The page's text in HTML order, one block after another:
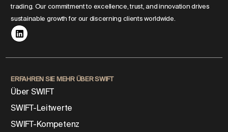
trading. Our commitment to excellence, trust, and innovation drives
sustainable growth for our discerning clients worldwide.
ERFAHREN SIE MEHR ÜBER SWIFT
Über SWIFT
SWIFT-Leitwerte
SWIFT-Kompetenz